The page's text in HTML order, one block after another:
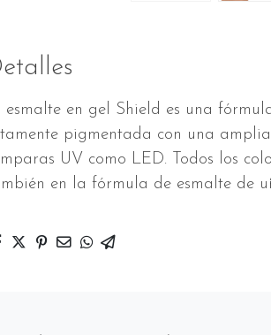
esmalte en gel Shield es una
pigmentada con una
UV como LED. Todos los
en la fórmula de esmalte de